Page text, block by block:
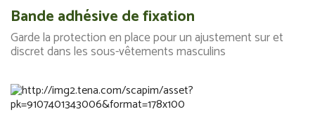
Bande adhésive de fixation
Garde la protection en place pour un ajustement sur et
discret dans les sous-vêtements masculins